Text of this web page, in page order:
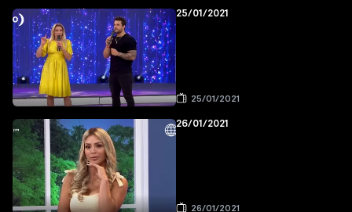
25/01/2021
25/01/2021
26/01/2021
26/01/2021